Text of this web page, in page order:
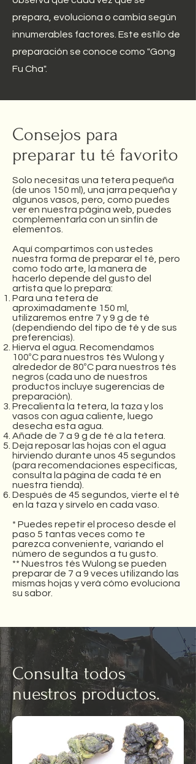
prepara, evoluciona o cambia según
innumerables factores. Este estilo de
preparación se conoce como "Gong
Fu Cha".
Consejos para
preparar tu té favorito
Solo necesitas una tetera pequeña
(de unos 150 ml), una jarra pequeña y
algunos vasos, pero, como puedes
ver en nuestra página web, puedes
complementarla con un sinfín de
elementos.
Aquí compartimos con ustedes
nuestra forma de preparar el té, pero
como todo arte, la manera de
hacerlo depende del gusto del
artista que lo prepara:
Para una tetera de
aproximadamente 150 ml,
utilizaremos entre 7 y 9 g de té
(dependiendo del tipo de té y de sus
preferencias).
Hierva el agua. Recomendamos
100ºC para nuestros tés Wulong y
alrededor de 80ºC para nuestros tés
negros (cada uno de nuestros
productos incluye sugerencias de
preparación).
Precalienta la tetera, la taza y los
vasos con agua caliente, luego
desecha esta agua.
Añade de 7 a 9 g de té a la tetera.
Deja reposar las hojas con el agua
hirviendo durante unos 45 segundos
(para recomendaciones específicas,
consulta la página de cada té en
nuestra tienda).
Después de 45 segundos, vierte el té
en la taza y sírvelo en cada vaso.
* Puedes repetir el proceso desde el
paso 5 tantas veces como te
parezca conveniente, variando el
número de segundos a tu gusto.
** Nuestros tés Wulong se pueden
preparar de 7 a 9 veces utilizando las
mismas hojas y verá cómo evoluciona
su sabor.
Consulta todos
nuestros productos.